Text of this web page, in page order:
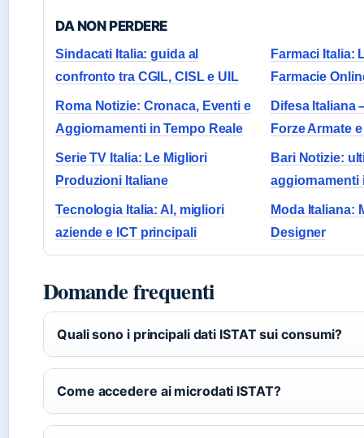
DA NON PERDERE
Sindacati Italia: guida al
confronto tra CGIL, CISL e UIL
Farmaci Italia:
Farmacie
Roma Notizie: Cronaca, Eventi e
Aggiornamenti in Tempo Reale
Difesa Italiana
Forze Armate
Serie TV Italia: Le Migliori
Produzioni Italiane
Bari Notizie:
aggiornamenti
Tecnologia Italia: AI, migliori
aziende e ICT principali
Moda Italiana:
Designer
Domande frequenti
Quali sono i principali dati ISTAT sui consumi?
Come accedere ai microdati ISTAT?